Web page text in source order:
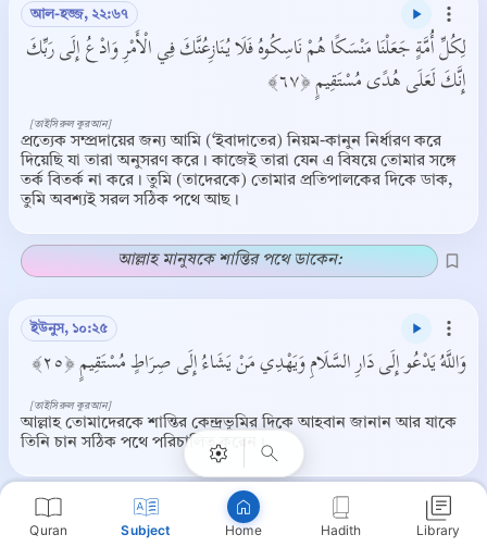
Quran Subject Home Hadith Library
আল-হজ্জ, ২২:৬৭
لِكُلِّ أُمَّةٍ جَعَلْنَا مَنْسَكًا هُمْ نَاسِكُوهُ فَلَا يُنَازِعُنَّكَ فِي الْأَمْرِ وَادْعُ إِلَى رَبِّكَ
إِنَّكَ لَعَلَى هُدًى مُسْتَقِيمٍ ﴿٦٧﴾
প্রত্যেক সম্প্রদায়ের জন্য আমি (‘ইবাদাতের) নিয়ম-কানুন নির্ধারণ করে
দিয়েছি যা তারা অনুসরণ করে। কাজেই তারা যেন এ বিষয়ে তোমার সঙ্গে
তর্ক বিতর্ক না করে। তুমি (তাদেরকে) তোমার প্রতিপালকের দিকে ডাক,
তুমি অবশ্যই সরল সঠিক পথে আছ।
[তাইসিরুল কুরআন]
আল্লাহ মানুষকে শান্তির পথে ডাকেন:
ইউনুস, ১০:২৫
وَاللَّهُ يَدْعُو إِلَى دَارِ السَّلَامِ وَيَهْدِي مَنْ يَشَاءُ إِلَى صِرَاطٍ مُسْتَقِيمٍ ﴿٢٥﴾
আল্লাহ তোমাদেরকে শান্তির কেন্দ্রভূমির দিকে আহবান জানান আর যাকে
তিনি চান সঠিক পথে পরিচালিত করেন।
[তাইসিরুল কুরআন]
আল্লাহ মানুষকে জান্নাতের পথে ডাকেন:
Copy